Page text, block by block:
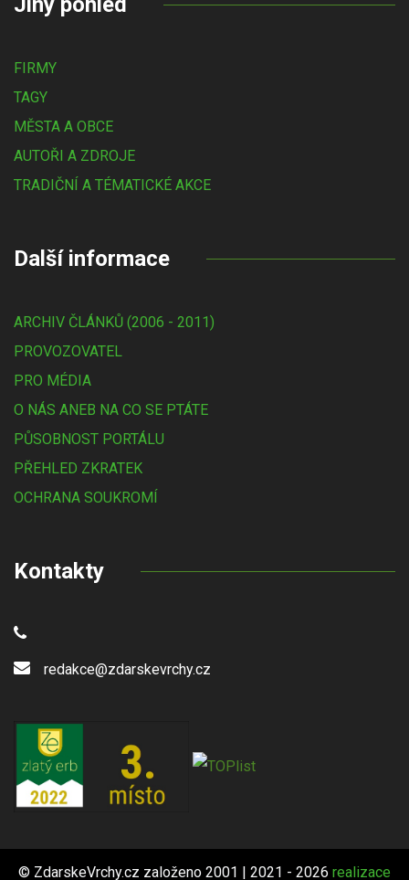
FIRMY
TAGY
MĚSTA A OBCE
AUTOŘI A ZDROJE
TRADIČNÍ A TÉMATICKÉ AKCE
Další informace
ARCHIV ČLÁNKŮ (2006 - 2011)
PROVOZOVATEL
PRO MÉDIA
O NÁS ANEB NA CO SE PTÁTE
PŮSOBNOST PORTÁLU
PŘEHLED ZKRATEK
OCHRANA SOUKROMÍ
Kontakty
redakce@zdarskevrchy.cz
© ZdarskeVrchy.cz založeno 2001 | 2021 - 2026 realizace